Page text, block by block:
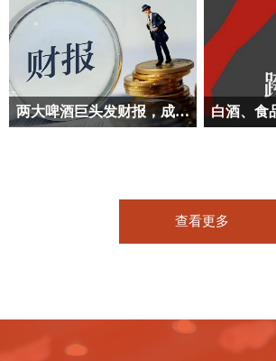
查看更多
两大啤酒巨头发财报，成也“高端”败也“高端”？